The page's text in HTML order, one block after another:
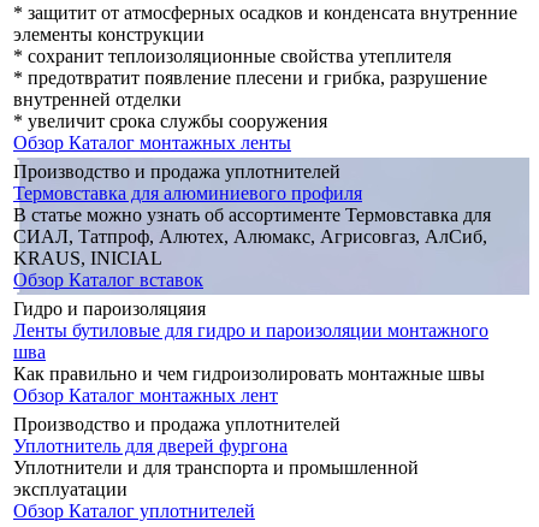
* защитит от атмосферных осадков и конденсата внутренние
элементы конструкции
* сохранит теплоизоляционные свойства утеплителя
* предотвратит появление плесени и грибка, разрушение
внутренней отделки
* увеличит срока службы сооружения
Обзор Каталог монтажных ленты
Производство и продажа уплотнителей
Термовставка для алюминиевого профиля
В статье можно узнать об ассортименте Термовставка для
СИАЛ, Татпроф, Алютех, Алюмакс, Агрисовгаз, АлСиб,
KRAUS, INICIAL
Обзор Каталог вставок
Гидро и пароизоляцяия
Ленты бутиловые для гидро и пароизоляции монтажного
шва
Как правильно и чем гидроизолировать монтажные швы
Обзор Каталог монтажных лент
Производство и продажа уплотнителей
Уплотнитель для дверей фургона
Уплотнители и для транспорта и промышленной
эксплуатации
Обзор Каталог уплотнителей